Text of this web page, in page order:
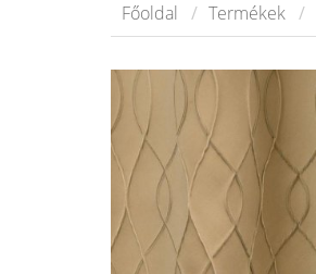
Főoldal Termékek